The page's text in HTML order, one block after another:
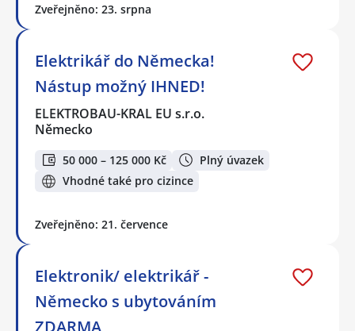
Zveřejněno: 23. srpna
Elektrikář do Německa!
Nástup možný IHNED!
ELEKTROBAU-KRAL EU s.r.o.
Německo
50 000 – 125 000 Kč
Plný úvazek
Vhodné také pro cizince
Zveřejněno: 21. července
Elektronik/ elektrikář -
Německo s ubytováním
ZDARMA